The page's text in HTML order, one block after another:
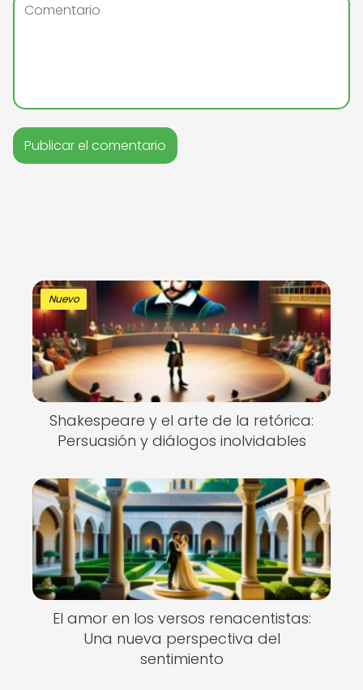
Nuevo
Shakespeare y el arte de la retórica:
Persuasión y diálogos inolvidables
El amor en los versos renacentistas:
Una nueva perspectiva del
sentimiento